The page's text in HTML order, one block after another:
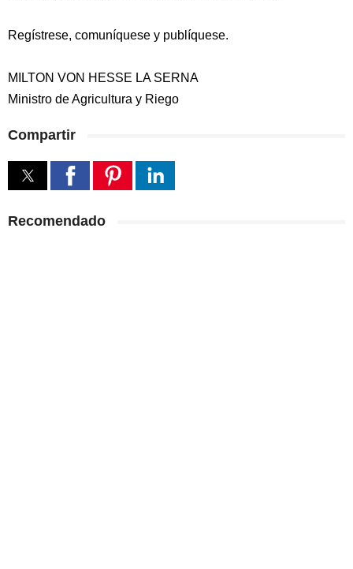
Regístrese, comuníquese y publíquese.
MILTON VON HESSE LA SERNA
Ministro de Agricultura y Riego
Compartir
Recomendado